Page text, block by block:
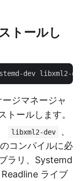
トールし
ジマネージャ
トールします。
libxml2-dev 、
コンパイルに必
ラリ、Systemd
ライブ